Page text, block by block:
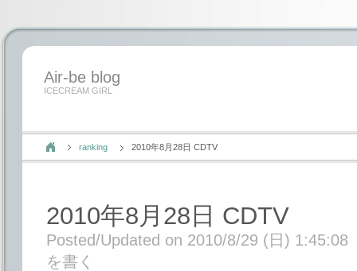
Air-be blog
ICECREAM GIRL
ranking 2010年8月28日 CDTV
2010年8月28日 CDTV
Posted/Updated on 2010/8/29 (日) 1:45:08
を書く